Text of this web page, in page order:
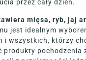
przez cały dzień.
mięsa, ryb, jaj
jest idealnym
i wszystkich, którzy
produkty pochodzenia